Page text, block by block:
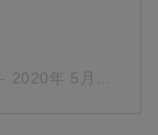
- 2020年 5月月11日午後4時40分PDT